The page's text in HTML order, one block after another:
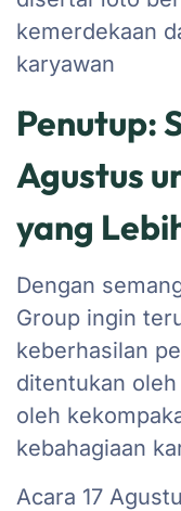
kemerdekaan
karyawan
Penutup:
Agustus
yang
Dengan
Group ingin
keberhasilan
ditentukan
oleh
kebahagiaan
Acara 17